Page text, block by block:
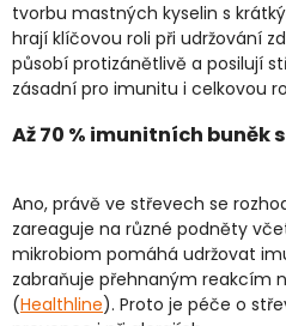
tvorbu mastných kyselin s
hrají klíčovou roli při udržování
působí protizánětlivě a posilují
zásadní pro imunitu i celkovou
Až 70 % imunitních buněk
Ano, právě ve střevech se
zareaguje na různé podněty
mikrobiom pomáhá udržovat
zabraňuje přehnaným reakcím
(Healthline). Proto je péče o